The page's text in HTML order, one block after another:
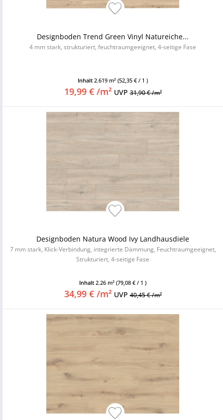
Designboden Trend Green Vinyl Natureiche...
4 mm stark, strukturiert, feuchtraumgeeignet, 4-seitige Fase
Inhalt 2.619 m² (52,35 € / 1 )
19,99 € /m² UVP31,90 € /m²
Designboden Natura Wood Ivy Landhausdiele
7 mm stark, Klick-Verbindung, integrierte Dämmung, Feuchtraumgeeignet,
Strukturiert, 4-seitige Fase
Inhalt 2.26 m² (79,08 € / 1 )
34,99 € /m² UVP40,45 € /m²